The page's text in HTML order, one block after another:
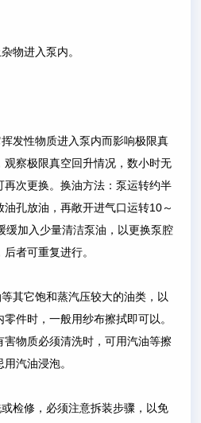
物进入泵内。
发性物质进入泵内而影响极限真
观察极限真空回升情况，数小时无
次更换。换油方法：泵运转约半
孔放油，再敞开进气口运转10～
缓加入少量清洁泵油，以更换泵腔
者可重复进行。
其它饱和蒸汽压较大的油类，以
件时，一般用纱布擦拭即可以。
物质必须清洗时，可用汽油等擦
汽油浸泡。
检修，必须注意拆装步骤，以免